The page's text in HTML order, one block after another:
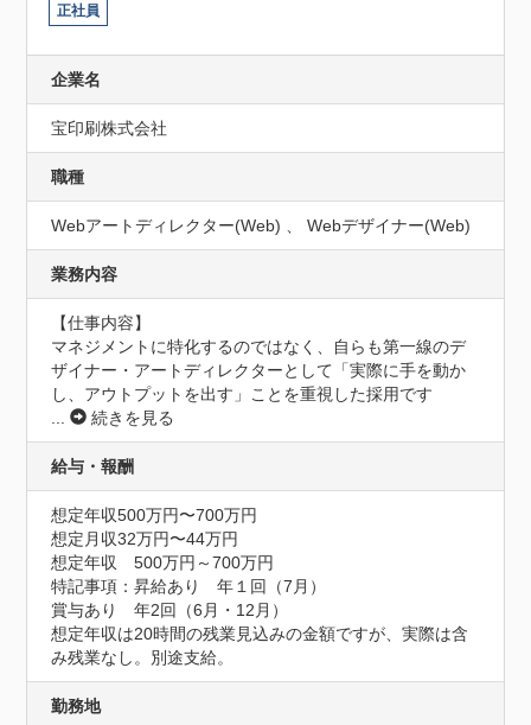
正社員
企業名
宝印刷株式会社
職種
Webアートディレクター(Web) 、 Webデザイナー(Web)
業務内容
【仕事内容】
マネジメントに特化するのではなく、自らも第一線のデ
ザイナー・アートディレクターとして「実際に手を動か
し、アウトプットを出す」ことを重視した採用です
...
続きを見る
給与・報酬
想定年収500万円〜700万円
想定月収32万円〜44万円
想定年収　500万円～700万円
特記事項：昇給あり　年１回（7月）
賞与あり　年2回（6月・12月）
想定年収は20時間の残業見込みの金額ですが、実際は含
み残業なし。別途支給。
勤務地